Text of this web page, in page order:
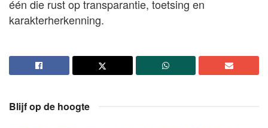
één die rust op transparantie, toetsing en
karakterherkenning.
Blijf op de hoogte